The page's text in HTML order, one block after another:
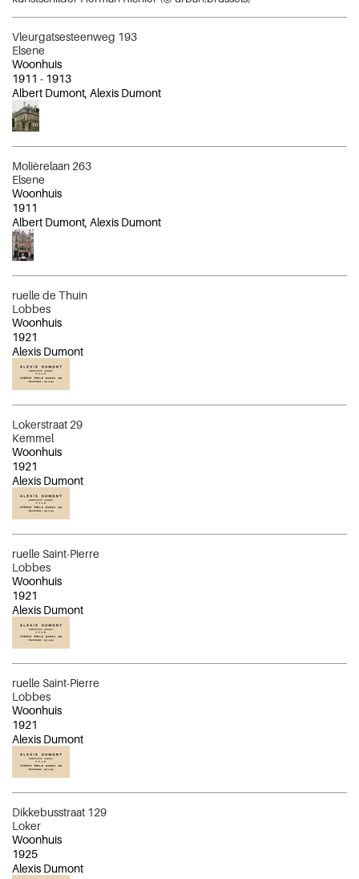
Vleurgatsesteenweg 193
Elsene
Woonhuis
1911 - 1913
Albert Dumont, Alexis Dumont
Molièrelaan 263
Elsene
Woonhuis
1911
Albert Dumont, Alexis Dumont
ruelle de Thuin
Lobbes
Woonhuis
1921
Alexis Dumont
Lokerstraat 29
Kemmel
Woonhuis
1921
Alexis Dumont
ruelle Saint-Pierre
Lobbes
Woonhuis
1921
Alexis Dumont
ruelle Saint-Pierre
Lobbes
Woonhuis
1921
Alexis Dumont
Dikkebusstraat 129
Loker
Woonhuis
1925
Alexis Dumont